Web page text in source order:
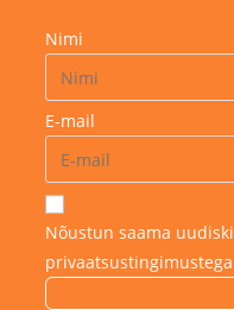
Nimi
E-mail
Nõustun saama
privaatsustingimustega